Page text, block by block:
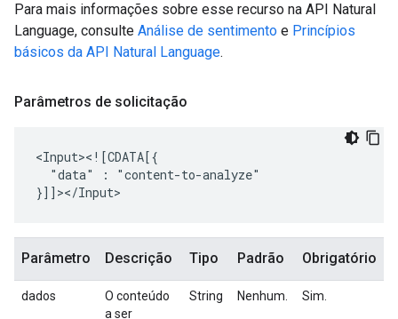
Para mais informações sobre esse recurso na API Natural
Language, consulte Análise de sentimento e Princípios
básicos da API Natural Language.
Parâmetros de solicitação
"data"
:
"content-to-analyze"
Parâmetro Descrição Tipo Padrão Obrigatório
dados
O conteúdo
a ser
String Nenhum. Sim.